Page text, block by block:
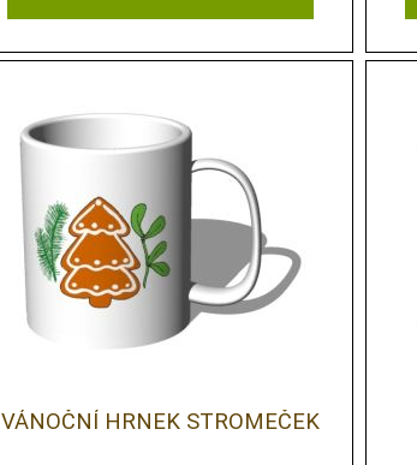
VÁNOČNÍ HRNEK STROMEČEK